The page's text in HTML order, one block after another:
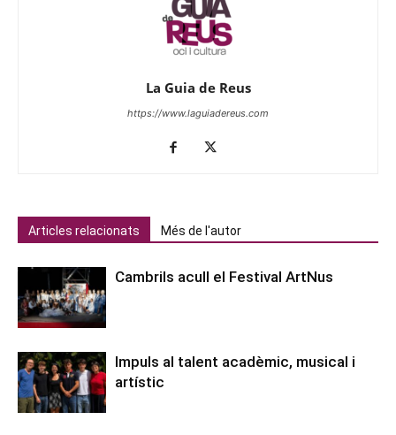
La Guia de Reus
https://www.laguiadereus.com
Articles relacionats Més de l'autor
Cambrils acull el Festival ArtNus
Impuls al talent acadèmic, musical i
artístic